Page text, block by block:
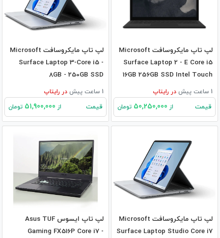
لپ تاپ مایکروسافت Microsoft
Surface Laptop 2 - E Core i5
16GB 256GB SSD Intel Touch
1 ساعت پیش در رایتاپ
قیمت از تومان
لپ تاپ مایکروسافت Microsoft
Surface Laptop 3-Core i5 -
8GB - 250GB SSD
1 ساعت پیش در رایتاپ
قیمت از تومان
لپ تاپ مایکروسافت Microsoft
Surface Laptop Studio Core i7
لپ تاپ ایسوس Asus TUF
Gaming FX516P Core i7 -